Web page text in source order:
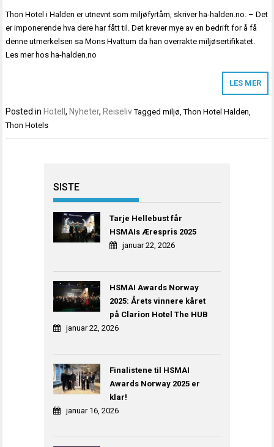
Thon Hotel i Halden er utnevnt som miljøfyrtårn, skriver ha-halden.no. – Det
er imponerende hva dere har fått til. Det krever mye av en bedrift for å få
denne utmerkelsen sa Mons Hvattum da han overrakte miljøsertifikatet.
Les mer hos ha-halden.no
LES MER
Posted in Hotell, Nyheter, Reiseliv Taggedmiljø,Thon Hotel Halden,
Thon Hotels
SISTE
Tarje Hellebust får
HSMAIs Ærespris 2025
januar 22, 2026
HSMAI Awards Norway
2025: Årets vinnere kåret
på Clarion Hotel The HUB
januar 22, 2026
Finalistene til HSMAI
Awards Norway 2025 er
klar!
januar 16, 2026